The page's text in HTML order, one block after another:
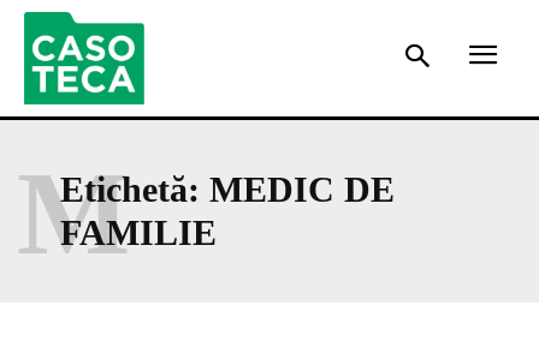
Etichetă: MEDIC DE
FAMILIE
M